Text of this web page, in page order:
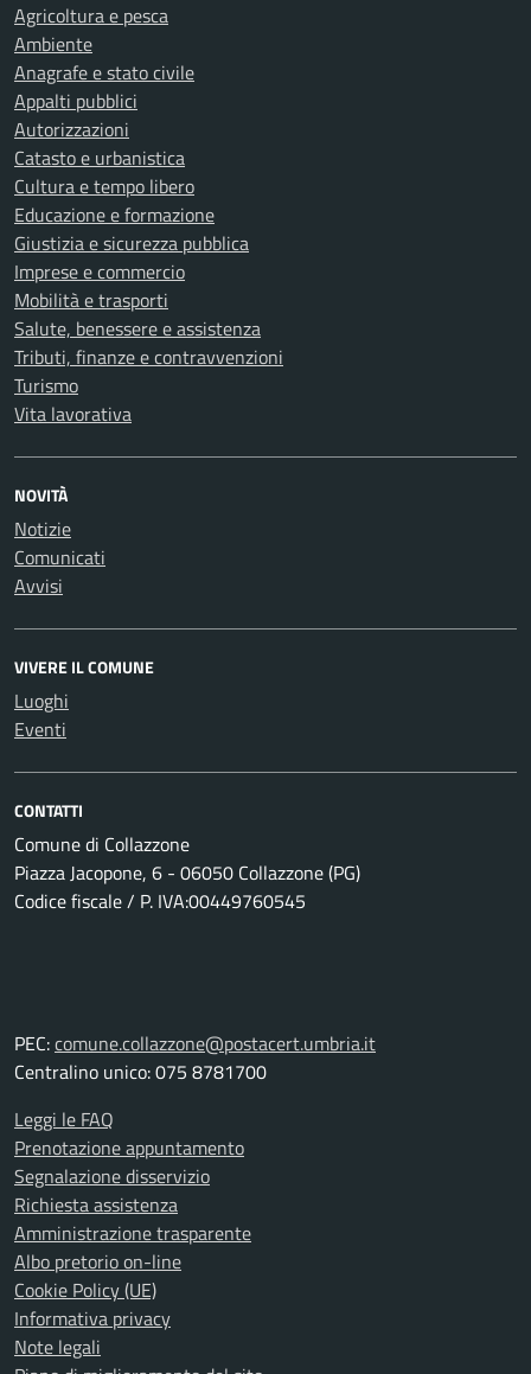
Agricoltura e pesca
Ambiente
Anagrafe e stato civile
Appalti pubblici
Autorizzazioni
Catasto e urbanistica
Cultura e tempo libero
Educazione e formazione
Giustizia e sicurezza pubblica
Imprese e commercio
Mobilità e trasporti
Salute, benessere e assistenza
Tributi, finanze e contravvenzioni
Turismo
Vita lavorativa
NOVITÀ
Notizie
Comunicati
Avvisi
VIVERE IL COMUNE
Luoghi
Eventi
CONTATTI
Comune di Collazzone
Piazza Jacopone, 6 - 06050 Collazzone (PG)
Codice fiscale / P. IVA:00449760545
PEC:comune.collazzone@postacert.umbria.it
Centralino unico: 075 8781700
Leggi le FAQ
Prenotazione appuntamento
Segnalazione disservizio
Richiesta assistenza
Amministrazione trasparente
Albo pretorio on-line
Cookie Policy (UE)
Informativa privacy
Note legali